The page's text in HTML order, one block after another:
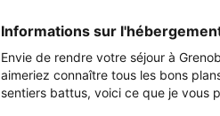
Informations sur
Envie de rendre votre séjour à
aimeriez connaître tous les bons
sentiers battus, voici ce que je vous